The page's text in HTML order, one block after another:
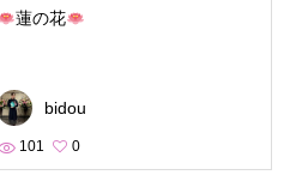
蓮の花
bidou
101 0